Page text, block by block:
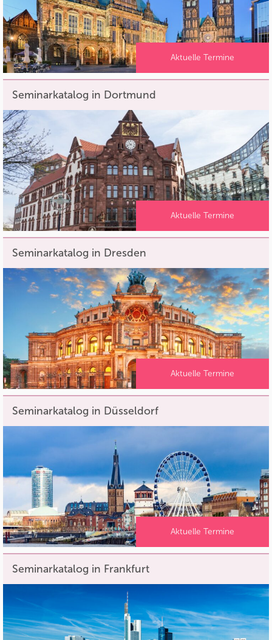
Aktuelle Termine
Seminarkatalog in Dortmund
Aktuelle Termine
Seminarkatalog in Dresden
Aktuelle Termine
Seminarkatalog in Düsseldorf
Aktuelle Termine
Seminarkatalog in Frankfurt